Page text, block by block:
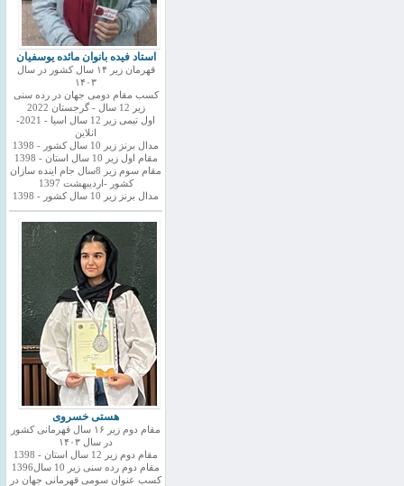
استاد فیده بانوان مائده یوسفیان
قهرمان زیر ۱۴ سال کشور در سال
۱۴۰۳
کسب مقام دومی جهان در رده سنی
زیر 12 سال - گرجستان 2022
اول تیمی زیر 12 سال اسیا - 2021-
انلاین
مدال برنز زیر 10 سال کشور - 1398
مقام اول زیر 10 سال استان - 1398
مقام سوم زیر 8سال جام اینده سازان
کشور -اردیبهشت 1397
مدال برنز زیر 10 سال کشور - 1398
هستی خسروی
مقام دوم زیر ۱۶ سال قهرمانی کشور
در سال ۱۴۰۳
مقام دوم زیر 12 سال استان - 1398
مقام دوم رده سنی زیر 10 سال1396
کسب عنوان سومی قهرمانی جهان در